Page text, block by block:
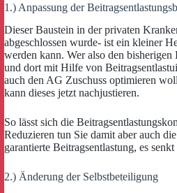
1.) Anpassung der
Dieser Baustein in der privaten
abgeschlossen wurde- ist ein kleiner
werden kann. Wer also den
und dort mit Hilfe von
auch den AG Zuschuss optimieren
kann dieses jetzt nachjustieren.
So lässt sich die
Reduzieren tun Sie damit aber auch
garantierte Beitragsentlastung, es
2.) Änderung der Selbstbeteiligung